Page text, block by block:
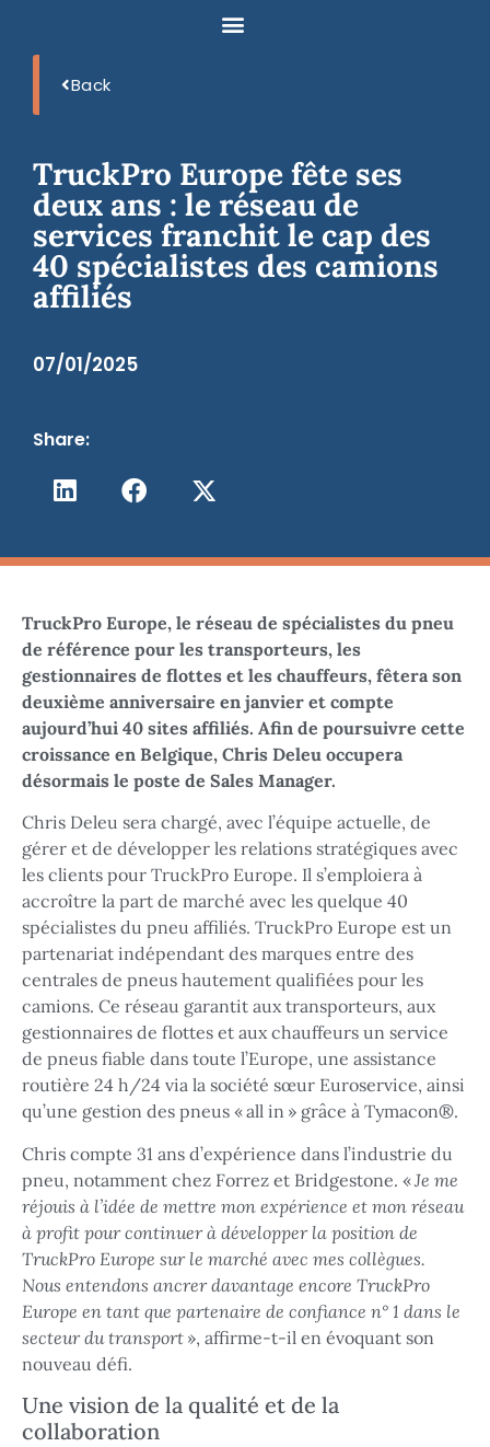
Back
TruckPro Europe fête ses
deux ans : le réseau de
services franchit le cap des
40 spécialistes des camions
affiliés
07/01/2025
Share:
TruckPro Europe, le réseau de spécialistes du pneu
de référence pour les transporteurs, les
gestionnaires de flottes et les chauffeurs, fêtera son
deuxième anniversaire en janvier et compte
aujourd’hui 40 sites affiliés. Afin de poursuivre cette
croissance en Belgique, Chris Deleu occupera
désormais le poste de Sales Manager.
Chris Deleu sera chargé, avec l’équipe actuelle, de
gérer et de développer les relations stratégiques avec
les clients pour TruckPro Europe. Il s’emploiera à
accroître la part de marché avec les quelque 40
spécialistes du pneu affiliés. TruckPro Europe est un
partenariat indépendant des marques entre des
centrales de pneus hautement qualifiées pour les
camions. Ce réseau garantit aux transporteurs, aux
gestionnaires de flottes et aux chauffeurs un service
de pneus fiable dans toute l’Europe, une assistance
routière 24 h/24 via la société sœur Euroservice, ainsi
qu’une gestion des pneus « all in » grâce à Tymacon®.
Chris compte 31 ans d’expérience dans l’industrie du
pneu, notamment chez Forrez et Bridgestone. «Je me
réjouis à l’idée de mettre mon expérience et mon réseau
à profit pour continuer à développer la position de
TruckPro Europe sur le marché avec mes collègues.
Nous entendons ancrer davantage encore TruckPro
Europe en tant que partenaire de confiance n° 1 dans le
secteur du transport », affirme-t-il en évoquant son
nouveau défi.
Une vision de la qualité et de la
collaboration